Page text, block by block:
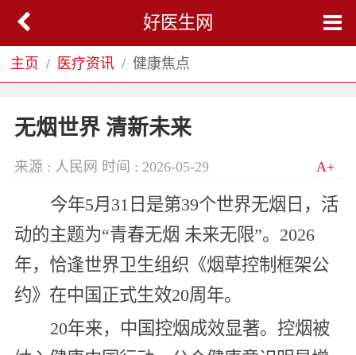
好医生网
主页 医疗资讯 健康焦点
无烟世界 清新未来
来源 : 人民网 时间 : 2026-05-29 A+
今年5月31日是第39个世界无烟日，活
动的主题为“青春无烟 未来无限”。2026
年，恰逢世界卫生组织《烟草控制框架公
约》在中国正式生效20周年。
20年来，中国控烟成效显著。控烟被